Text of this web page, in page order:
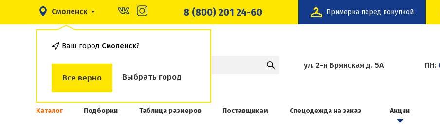
Смоленск
Ваш город Смоленск?
Все верно Выбрать город
8 (800) 201 24-60 Примерка перед покупкой
ул. 2-я Брянская д. 5А ПН:
Каталог Подборки Таблица размеров Поставщикам Спецодежда на заказ Акции